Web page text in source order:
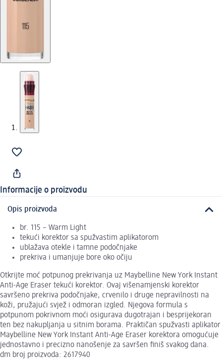
Informacije o proizvodu
Opis proizvoda
br. 115 – Warm Light
tekući korektor sa spužvastim aplikatorom
ublažava otekle i tamne podočnjake
prekriva i umanjuje bore oko očiju
Otkrijte moć potpunog prekrivanja uz Maybelline New York Instant
Anti-Age Eraser tekući korektor. Ovaj višenamjenski korektor
savršeno prekriva podočnjake, crvenilo i druge nepravilnosti na
koži, pružajući svjež i odmoran izgled. Njegova formula s
potpunom pokrivnom moći osigurava dugotrajan i besprijekoran
ten bez nakupljanja u sitnim borama. Praktičan spužvasti aplikator
Maybelline New York Instant Anti-Age Eraser korektora omogućuje
jednostavno i precizno nanošenje za savršen finiš svakog dana.
dm broj proizvoda: 2617940